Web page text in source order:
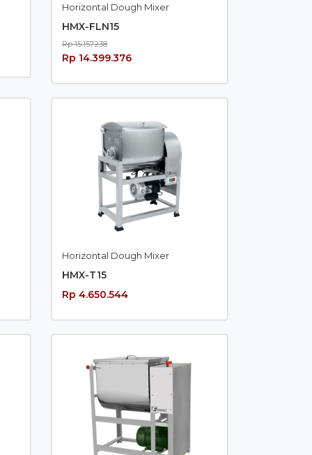
Horizontal Dough Mixer
HMX-FLN15
Rp 15.157.238
Rp 14.399.376
Horizontal Dough Mixer
HMX-T15
Rp 4.650.544